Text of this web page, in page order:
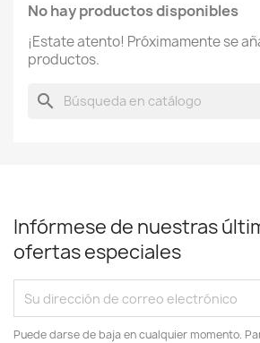
No hay productos disponibles
¡Estate atento! Próximamente se
productos.
search
Infórmese de nuestras
ofertas especiales
Puede darse de baja en cualquier momento.